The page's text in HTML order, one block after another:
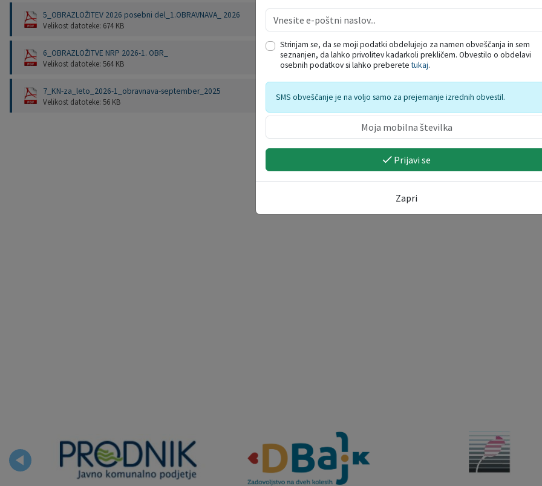
5_OBRAZLOŽITEV 2026 posebni del_1.OBRAVNAVA_ 2026
Velikost datoteke: 674 KB
6_OBRAZLOŽITVE NRP 2026-1. OBR_
Velikost datoteke: 564 KB
7_KN-za_leto_2026-1_obravnava-september_2025
Velikost datoteke: 56 KB
Strinjam se, da se moji podatki obdelujejo za namen obveščanja in sem
seznanjen, da lahko privolitev kadarkoli prekličem. Obvestilo o obdelavi
osebnih podatkov si lahko preberetetukaj.
SMS obveščanje je na voljo samo za prejemanje izrednih obvestil.
Prijavi se
Zapri